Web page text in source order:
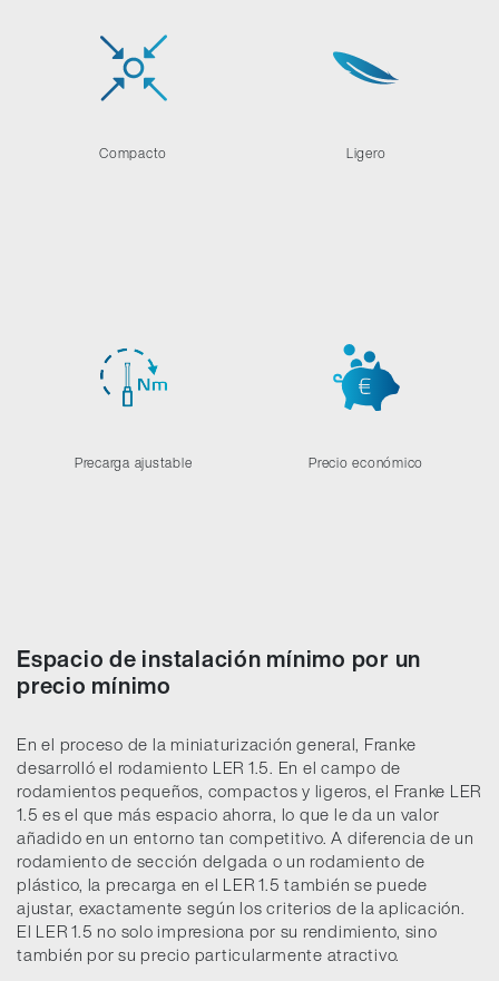
Compacto Ligero
Precarga ajustable Precio económico
Espacio de instalación mínimo por un
precio mínimo
En el proceso de la miniaturización general, Franke
desarrolló el rodamiento LER 1.5. En el campo de
rodamientos pequeños, compactos y ligeros, el Franke LER
1.5 es el que más espacio ahorra, lo que le da un valor
añadido en un entorno tan competitivo. A diferencia de un
rodamiento de sección delgada o un rodamiento de
plástico, la precarga en el LER 1.5 también se puede
ajustar, exactamente según los criterios de la aplicación.
El LER 1.5 no solo impresiona por su rendimiento, sino
también por su precio particularmente atractivo.